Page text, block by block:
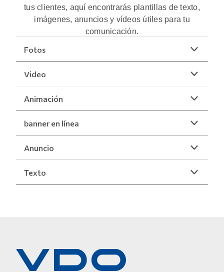
tus clientes, aquí encontrarás plantillas de texto,
imágenes, anuncios y vídeos útiles para tu
comunicación.
Fotos
Video
Animación
banner en línea
Anuncio
Texto